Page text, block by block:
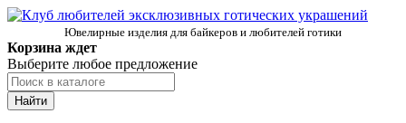
Ювелирные изделия для байкеров и любителей готики
Корзина ждет
Выберите любое предложение
Найти